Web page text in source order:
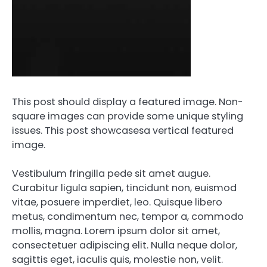
This post should display a featured image. Non-
square images can provide some unique styling
issues. This post showcasesa vertical featured
image.
Vestibulum fringilla pede sit amet augue.
Curabitur ligula sapien, tincidunt non, euismod
vitae, posuere imperdiet, leo. Quisque libero
metus, condimentum nec, tempor a, commodo
mollis, magna. Lorem ipsum dolor sit amet,
consectetuer adipiscing elit. Nulla neque dolor,
sagittis eget, iaculis quis, molestie non, velit.